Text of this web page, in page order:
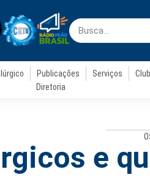
Publicações Serviços
Diretoria
e